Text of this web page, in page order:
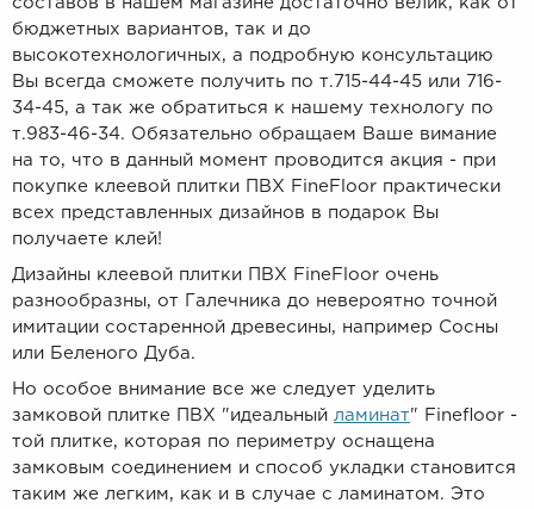
составов в нашем магазине достаточно велик, как от
бюджетных вариантов, так и до
высокотехнологичных, а подробную консультацию
Вы всегда сможете получить по т.715-44-45 или 716-
34-45, а так же обратиться к нашему технологу по
т.983-46-34. Обязательно обращаем Ваше вимание
на то, что в данный момент проводится акция - при
покупке клеевой плитки ПВХ FineFloor практически
всех представленных дизайнов в подарок Вы
получаете клей!
Дизайны клеевой плитки ПВХ FineFloor очень
разнообразны, от Галечника до невероятно точной
имитации состаренной древесины, например Сосны
или Беленого Дуба.
Но особое внимание все же следует уделить
замковой плитке ПВХ "идеальный ламинат" Finefloor -
той плитке, которая по периметру оснащена
замковым соединением и способ укладки становится
таким же легким, как и в случае с ламинатом. Это